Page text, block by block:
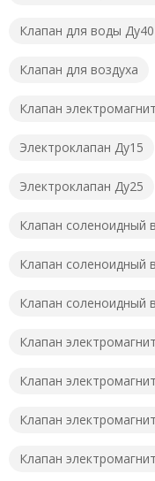
Клапан для воды Ду40
Клапан для воздуха
Клапан
Электроклапан Ду15
Электроклапан Ду25
Клапан соленоидный
Клапан соленоидный
Клапан соленоидный
Клапан
Клапан
Клапан
Клапан